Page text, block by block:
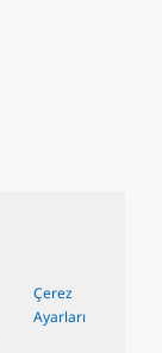
Çerez
Ayarları